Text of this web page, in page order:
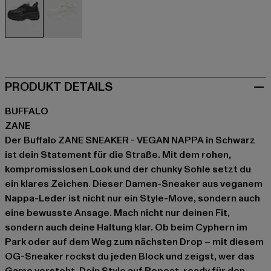
PRODUKT DETAILS
BUFFALO
ZANE
Der Buffalo ZANE SNEAKER - VEGAN NAPPA in Schwarz
ist dein Statement für die Straße. Mit dem rohen,
kompromisslosen Look und der chunky Sohle setzt du
ein klares Zeichen. Dieser Damen-Sneaker aus veganem
Nappa-Leder ist nicht nur ein Style-Move, sondern auch
eine bewusste Ansage. Mach nicht nur deinen Fit,
sondern auch deine Haltung klar. Ob beim Cyphern im
Park oder auf dem Weg zum nächsten Drop – mit diesem
OG-Sneaker rockst du jeden Block und zeigst, wer das